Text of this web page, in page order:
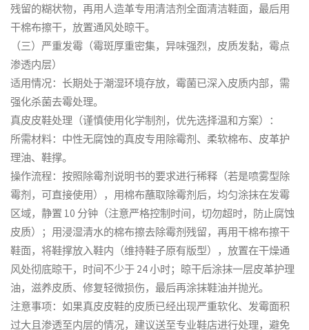
残留的糊状物，再用人造革专用清洁剂全面清洁鞋面，最后用
干棉布擦干，放置通风处晾干。
（三）严重发霉（霉斑厚重密集，异味强烈，皮质发黏，霉点
渗透内层）
适用情况：长期处于潮湿环境存放，霉菌已深入皮质内部，需
强化杀菌去霉处理。
真皮皮鞋处理（谨慎使用化学制剂，优先选择温和方案）：
所需材料：中性无腐蚀的真皮专用除霉剂、柔软棉布、皮革护
理油、鞋撑。
操作流程：按照除霉剂说明书的要求进行稀释（若是喷雾型除
霉剂，可直接使用），用棉布蘸取除霉剂后，均匀涂抹在发霉
区域，静置 10 分钟（注意严格控制时间，切勿超时，防止腐蚀
皮质）；用浸湿清水的棉布擦去除霉剂残留，再用干棉布擦干
鞋面，将鞋撑放入鞋内（维持鞋子原有版型），放置在干燥通
风处彻底晾干，时间不少于 24 小时；晾干后涂抹一层皮革护理
油，滋养皮质、修复轻微损伤，最后再涂抹鞋油并抛光。
注意事项：如果真皮皮鞋的皮质已经出现严重软化、发霉面积
过大且渗透至内层的情况，建议送至专业鞋店进行处理，避免